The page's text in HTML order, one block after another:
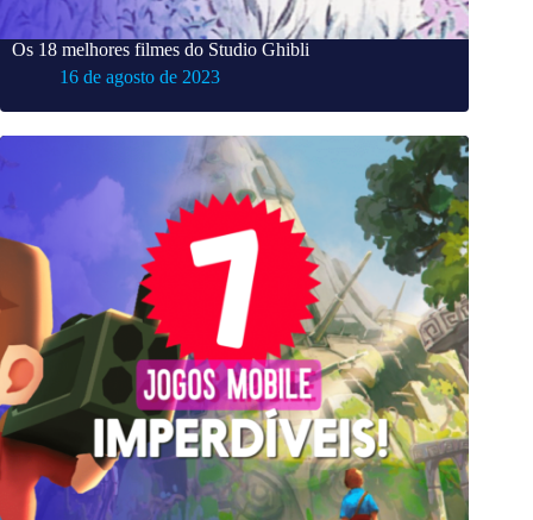
Os 18 melhores filmes do Studio Ghibli
16 de agosto de 2023